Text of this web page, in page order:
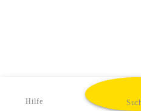
Hilfe